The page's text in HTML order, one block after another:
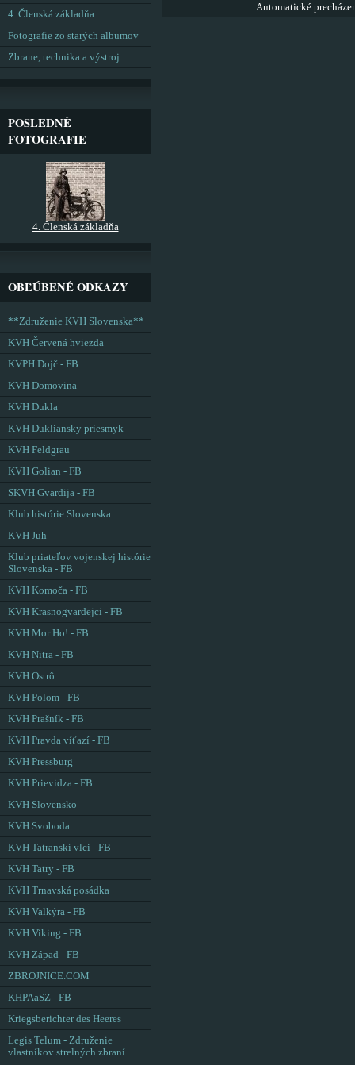
Automatické
4. Členská základňa
Fotografie zo starých albumov
Zbrane, technika a výstroj
POSLEDNÉ
FOTOGRAFIE
4. Členská základňa
OBĽÚBENÉ ODKAZY
**Združenie KVH Slovenska**
KVH Červená hviezda
KVPH Dojč - FB
KVH Domovina
KVH Dukla
KVH Dukliansky priesmyk
KVH Feldgrau
KVH Golian - FB
SKVH Gvardija - FB
Klub histórie Slovenska
KVH Juh
Klub priateľov vojenskej histórie
Slovenska - FB
KVH Komoča - FB
KVH Krasnogvardejci - FB
KVH Mor Ho! - FB
KVH Nitra - FB
KVH Ostrô
KVH Polom - FB
KVH Prašník - FB
KVH Pravda víťazí - FB
KVH Pressburg
KVH Prievidza - FB
KVH Slovensko
KVH Svoboda
KVH Tatranskí vlci - FB
KVH Tatry - FB
KVH Trnavská posádka
KVH Valkýra - FB
KVH Viking - FB
KVH Západ - FB
ZBROJNICE.COM
KHPAaSZ - FB
Kriegsberichter des Heeres
Legis Telum - Združenie
vlastníkov strelných zbraní